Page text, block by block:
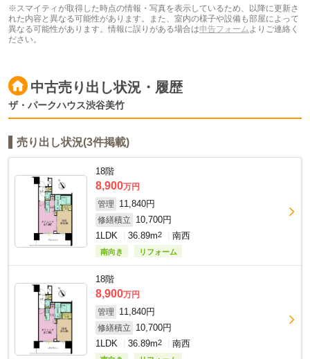
件(1LDK) 掲載されています。
※スマイティが取得した時点の情報・写真を表示しているため、以降に更新さ
れた内容と異なる可能性があります。また、室内の様子や設備も部屋によって
異なる可能性があります。情報に誤りがある場合は申告フォームよりご連絡く
ださい。
中古売り出し状況・履歴
ザ・パークハウス渋谷美竹
売り出し状況(3件掲載)
18階
8,900万円
管理
11,840円
修繕積立
10,700円
1LDK
36.89m2 南西
南向き リフォーム
18階
8,900万円
管理
11,840円
修繕積立
10,700円
1LDK
36.89m2 南西